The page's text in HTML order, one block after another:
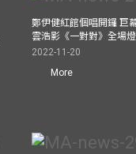
鄭伊健紅館個唱開鑼 巨
雲浩影《一對對》全場
2022-11-20
More